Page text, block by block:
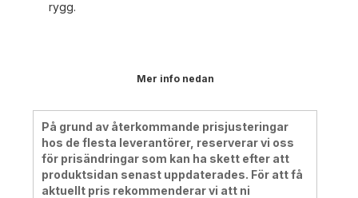
rygg.
Mer info nedan
På grund av återkommande prisjusteringar
hos de flesta leverantörer, reserverar vi oss
för prisändringar som kan ha skett efter att
produktsidan senast uppdaterades. För att få
aktuellt pris rekommenderar vi att ni